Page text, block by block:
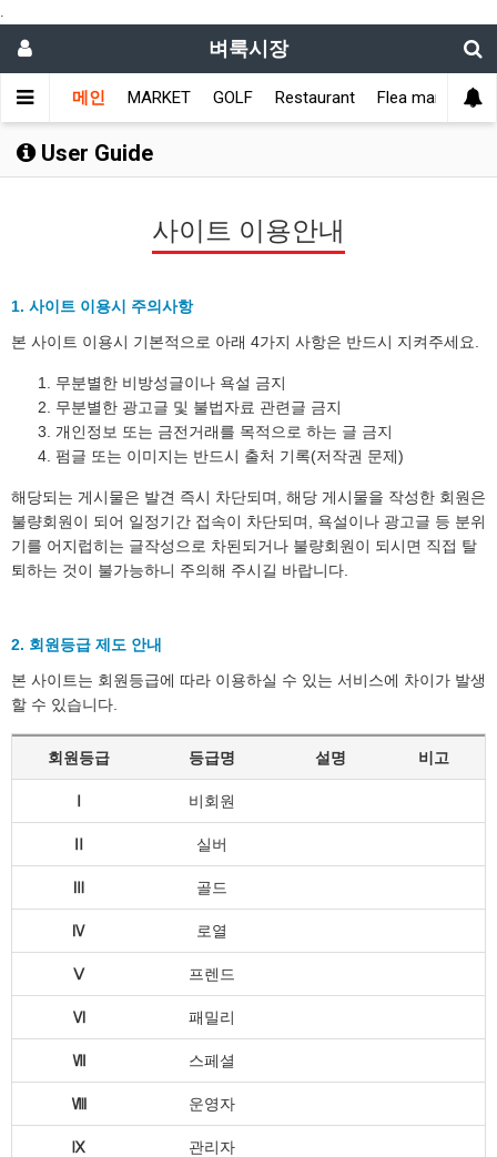
.
벼룩시장
메인 MARKET GOLF Restaurant Flea market
User Guide
사이트 이용안내
1. 사이트 이용시 주의사항
본 사이트 이용시 기본적으로 아래 4가지 사항은 반드시 지켜주세요.
무분별한 비방성글이나 욕설 금지
무분별한 광고글 및 불법자료 관련글 금지
개인정보 또는 금전거래를 목적으로 하는 글 금지
펌글 또는 이미지는 반드시 출처 기록(저작권 문제)
해당되는 게시물은 발견 즉시 차단되며, 해당 게시물을 작성한 회원은
불량회원이 되어 일정기간 접속이 차단되며, 욕설이나 광고글 등 분위
기를 어지럽히는 글작성으로 차된되거나 불량회원이 되시면 직접 탈
퇴하는 것이 불가능하니 주의해 주시길 바랍니다.
2. 회원등급 제도 안내
본 사이트는 회원등급에 따라 이용하실 수 있는 서비스에 차이가 발생
할 수 있습니다.
회원등급 등급명 설명 비고
Ⅰ 비회원
Ⅱ 실버
Ⅲ 골드
Ⅳ 로열
Ⅴ 프렌드
Ⅵ 패밀리
Ⅶ 스페셜
Ⅷ 운영자
Ⅸ 관리자